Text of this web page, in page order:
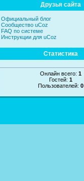
Друзья сайта
Официальный блог
Сообщество uCoz
FAQ по системе
Инструкции для uCoz
Статистика
Онлайн всего:1
Гостей:1
Пользователей:0